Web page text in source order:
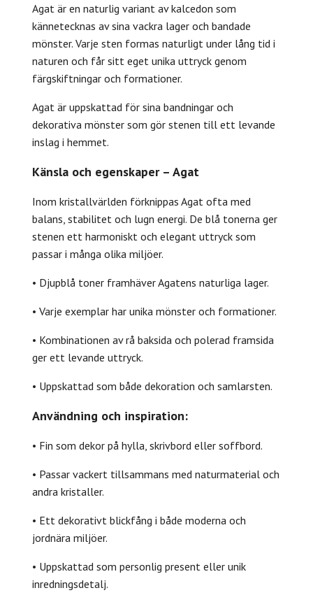
Agat är en naturlig variant av kalcedon som
kännetecknas av sina vackra lager och bandade
mönster. Varje sten formas naturligt under lång tid i
naturen och får sitt eget unika uttryck genom
färgskiftningar och formationer.
Agat är uppskattad för sina bandningar och
dekorativa mönster som gör stenen till ett levande
inslag i hemmet.
Känsla och egenskaper – Agat
Inom kristallvärlden förknippas Agat ofta med
balans, stabilitet och lugn energi. De blå tonerna ger
stenen ett harmoniskt och elegant uttryck som
passar i många olika miljöer.
• Djupblå toner framhäver Agatens naturliga lager.
• Varje exemplar har unika mönster och formationer.
• Kombinationen av rå baksida och polerad framsida
ger ett levande uttryck.
• Uppskattad som både dekoration och samlarsten.
Användning och inspiration:
• Fin som dekor på hylla, skrivbord eller soffbord.
• Passar vackert tillsammans med naturmaterial och
andra kristaller.
• Ett dekorativt blickfång i både moderna och
jordnära miljöer.
• Uppskattad som personlig present eller unik
inredningsdetalj.